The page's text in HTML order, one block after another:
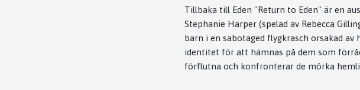
Tillbaka till Eden "Return to Eden" är en
Stephanie Harper (spelad av Rebecca
barn i en sabotaged flygkrasch orsakad av
identitet för att hämnas på dem som
förflutna och konfronterar de mörka